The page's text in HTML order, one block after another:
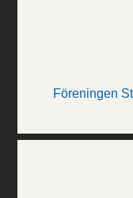
Föreningen